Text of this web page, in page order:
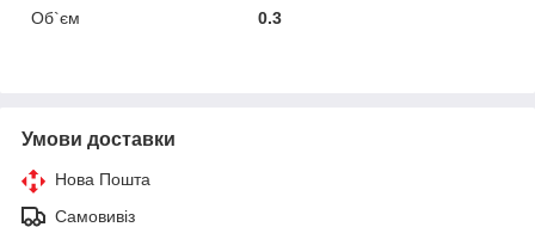
Об`єм
0.3
Умови доставки
Нова Пошта
Самовивіз